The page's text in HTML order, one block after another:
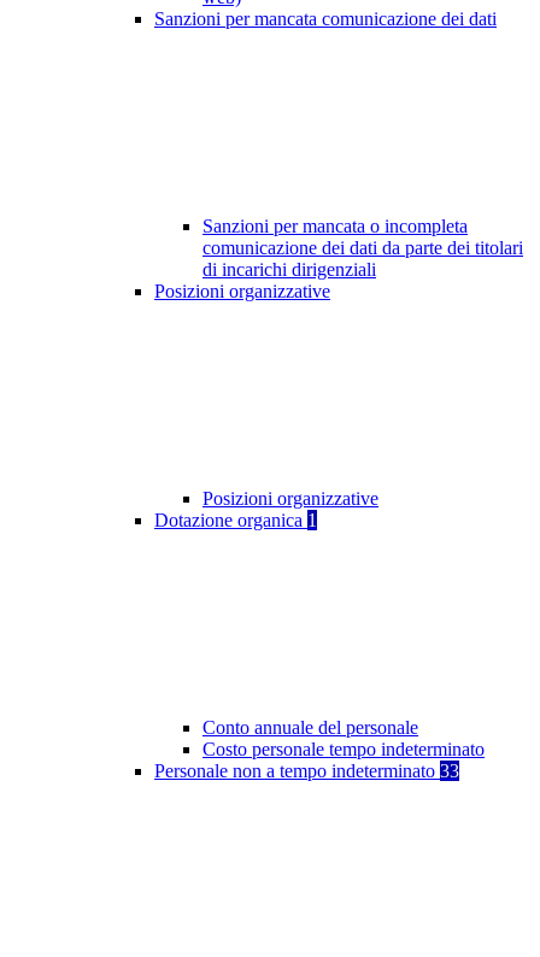
Sanzioni per mancata comunicazione dei dati
Sanzioni per mancata o incompleta
comunicazione dei dati da parte dei titolari
di incarichi dirigenziali
Posizioni organizzative
Posizioni organizzative
Dotazione organica 1
Conto annuale del personale
Costo personale tempo indeterminato
Personale non a tempo indeterminato 33